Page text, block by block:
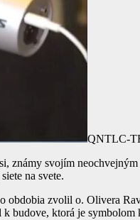
QNTLC-
známy svojím
na svete.
obdobia zvolil o. Olivera
budove, ktorá je symbolom